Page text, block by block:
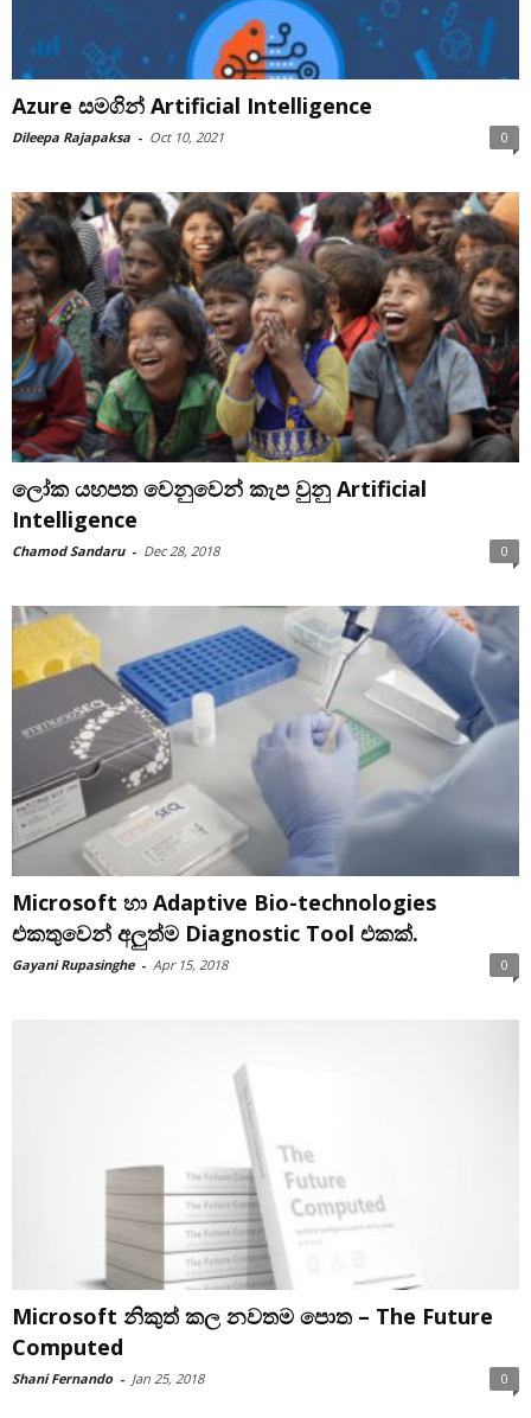
Azure සමගින් Artificial Intelligence
Dileepa Rajapaksa - Oct 10, 2021 0
ලෝක යහපත වෙනුවෙන් කැප වුනු Artificial
Intelligence
Chamod Sandaru - Dec 28, 2018 0
Microsoft හා Adaptive Bio-technologies
එකතුවෙන් අලුත්ම Diagnostic Tool එකක්.
Gayani Rupasinghe - Apr 15, 2018 0
Microsoft නිකුත් කල නවතම පොත – The Future
Computed
Shani Fernando - Jan 25, 2018 0